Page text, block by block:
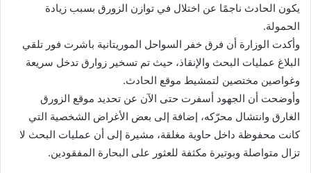
يكون الحادث ناجمًا عن اختلال في توازن الزورق بسبب زيادة
الحمولة.
وأكدت الوزارة أن فرق خفر السواحل الموريتانية باشرت فور تلقي
البلاغ عمليات البحث والإنقاذ، حيث تم تسخير زوارق تدخل سريعة
وغواصين مختصين لتمشيط موقع الحادث.
وأوضحت أن الجهود أسفرت حتى الآن عن تحديد موقع الزورق
الغارق وانتشال محرّكه، إضافة إلى بعض الأغراض الشخصية التي
كانت محفوظة داخل حاوية مغلقة، مشيرة إلى أن عمليات البحث لا
تزال متواصلة وبوتيرة مكثفة للعثور على البحارة المفقودين.